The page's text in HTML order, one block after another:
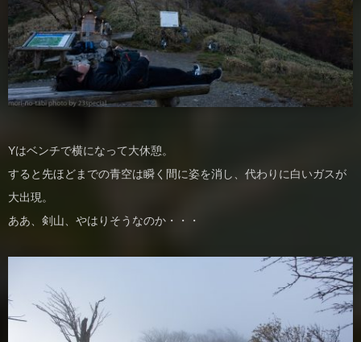
Yはベンチで横になって大休憩。
すると先ほどまでの青空は瞬く間に姿を消し、代わりに白いガスが
大出現。
ああ、剣山、やはりそうなのか・・・